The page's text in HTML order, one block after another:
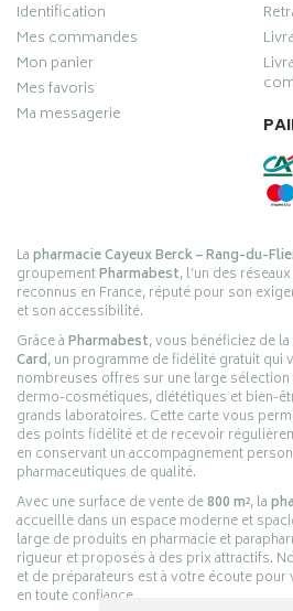
Identification
Mes commandes
Mon panier
Mes favoris
Ma messagerie
Lapharmacie Cayeux Berck – Rang-du-
groupementPharmabest, l’un des
reconnus en France, réputé pour son
et son accessibilité.
Grâce àPharmabest, vous bénéficiez de
Card, un programme de fidélité gratuit qui
nombreuses offres sur une large
dermo-cosmétiques, diététiques et bien-
grands laboratoires. Cette carte vous
des points fidélité et de recevoir
en conservant un accompagnement
pharmaceutiques de qualité.
Avec une surface de vente de800 m², la
accueille dans un espace moderne et
large de produits en pharmacie et
rigueur et proposés à des prix attractifs.
et de préparateurs est à votre écoute
en toute confiance.